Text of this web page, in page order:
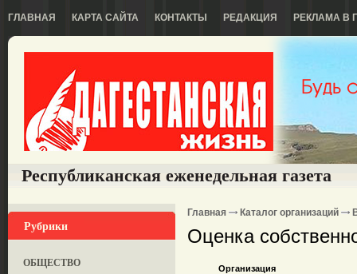
ГЛАВНАЯ КАРТА САЙТА КОНТАКТЫ РЕДАКЦИЯ РЕКЛАМА В
Республиканская еженедельная газета
Рубрики
ОБЩЕСТВО
Главная Каталог организаций
Оценка
Организация